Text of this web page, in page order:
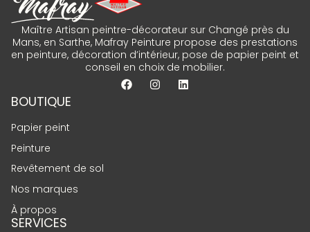
Maître Artisan peintre-décorateur sur Changé près du
Mans, en Sarthe, Mafray Peinture propose des prestations
en peinture, décoration d’intérieur, pose de papier peint et
conseil en choix de mobilier.
BOUTIQUE
Papier peint
Peinture
Revêtement de sol
Nos marques
À propos
SERVICES